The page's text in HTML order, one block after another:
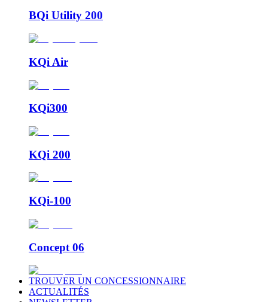
BQi Utility 200
KQi Air
KQi300
KQi 200
KQi-100
Concept 06
TROUVER UN CONCESSIONNAIRE
ACTUALITÉS